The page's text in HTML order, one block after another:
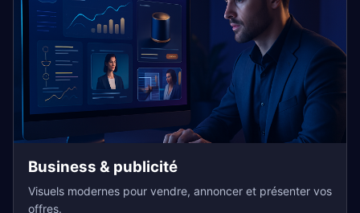
Business & publicité
Visuels modernes pour vendre, annoncer et présenter vos
offres.